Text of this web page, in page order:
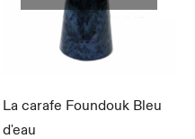
La carafe Foundouk Bleu
d'eau